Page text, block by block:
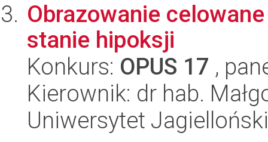
Obrazowanie
stanie hipoksji
Konkurs: OPUS 17 ,
Kierownik: dr hab.
Uniwersytet